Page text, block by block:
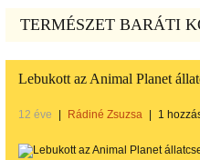
TERMÉSZET BARÁTI
Lebukott az Animal Planet
12 éve Rádiné Zsuzsa 1